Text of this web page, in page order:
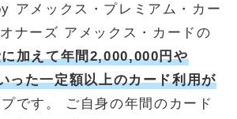
アメックス・プレミアム・カー
ナーズ アメックス・カードの
加えて年間2,000,000円や
った一定額以上のカード利用が
です。 ご自身の年間のカード